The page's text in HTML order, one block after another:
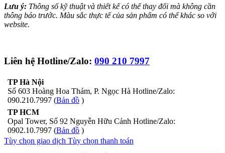
Lưu ý: Thông số kỹ thuật và thiết kế có thể thay đổi mà không cần
thông báo trước. Màu sắc thực tế của sản phẩm có thể khác so với
website.
Liên hệ Hotline/Zalo: 090 210 7997
TP Hà Nội
Số 603 Hoàng Hoa Thám, P. Ngọc Hà Hotline/Zalo:
090.210.7997 (Bản đồ )
TP HCM
Opal Tower, Số 92 Nguyễn Hữu Cảnh Hotline/Zalo:
0902.10.7997 (Bản đồ )
Tùy chọn giao dịch Tùy chọn thanh toán